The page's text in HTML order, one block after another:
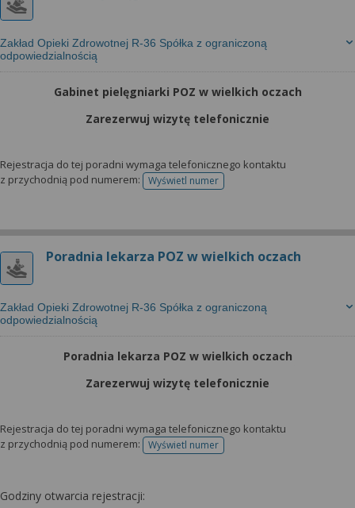
Zakład Opieki Zdrowotnej R-36 Spółka z ograniczoną
odpowiedzialnością
Gabinet pielęgniarki POZ w wielkich oczach
Zarezerwuj wizytę telefonicznie
Rejestracja do tej poradni wymaga telefonicznego kontaktu
z przychodnią pod numerem:
Wyświetl numertelefonu do rejestracji
Poradnia lekarza POZ w wielkich oczach
Zakład Opieki Zdrowotnej R-36 Spółka z ograniczoną
odpowiedzialnością
Poradnia lekarza POZ w wielkich oczach
Zarezerwuj wizytę telefonicznie
Rejestracja do tej poradni wymaga telefonicznego kontaktu
z przychodnią pod numerem:
Wyświetl numertelefonu do rejestracji
Godziny otwarcia rejestracji: